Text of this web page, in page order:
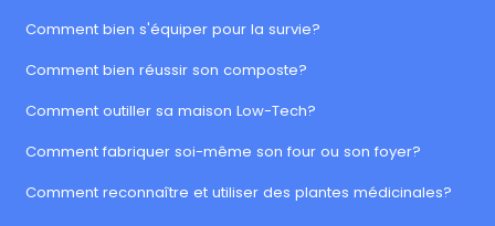
Comment bien s'équiper pour la survie?
Comment bien réussir son composte?
Comment outiller sa maison Low-Tech?
Comment fabriquer soi-même son four ou son foyer?
Comment reconnaître et utiliser des plantes médicinales?